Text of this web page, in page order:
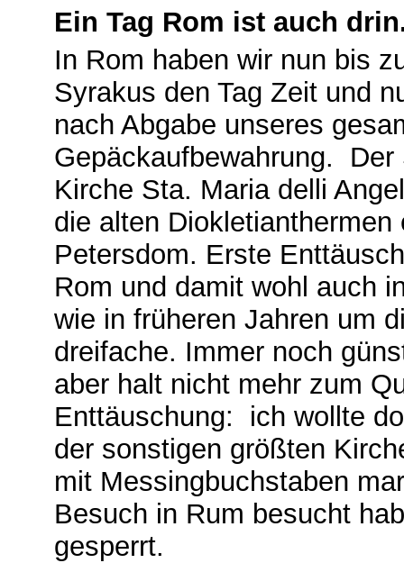
Ein Tag Rom ist auch
In Rom haben wir nun bis
Syrakus den Tag Zeit und
nach Abgabe unseres
Gepäckaufbewahrung.
Kirche Sta. Maria delli
die alten
Petersdom. Erste
Rom und damit wohl auch
wie in früheren Jahren um
dreifache. Immer noch
aber halt nicht mehr zum
Enttäuschung: ich wollte
der sonstigen größten
mit Messingbuchstaben
Besuch in Rum besucht
gesperrt.